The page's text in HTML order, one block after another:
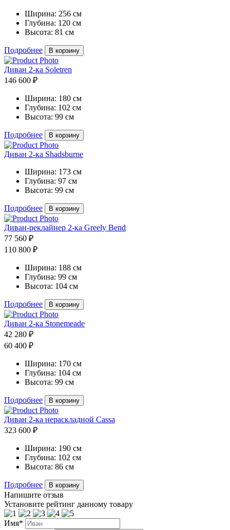
Ширина: 256 см
Глубина: 120 см
Высота: 81 см
Подробнее В корзину
Диван 2-ка Soletren
146 600 ₽
Ширина: 180 см
Глубина: 102 см
Высота: 99 см
Подробнее В корзину
Диван 2-ка Shadsburne
Ширина: 173 см
Глубина: 97 см
Высота: 99 см
Подробнее В корзину
Диван-реклайнер 2-ка Greely Bend
77 560 ₽
110 800 ₽
Ширина: 188 см
Глубина: 99 см
Высота: 104 см
Подробнее В корзину
Диван 2-ка Stonemeade
42 280 ₽
60 400 ₽
Ширина: 170 см
Глубина: 104 см
Высота: 99 см
Подробнее В корзину
Диван 2-ка нераскладной Cassa
323 600 ₽
Ширина: 190 см
Глубина: 102 см
Высота: 86 см
Подробнее В корзину
Напишите отзыв
Установите рейтинг данному товару
Имя*